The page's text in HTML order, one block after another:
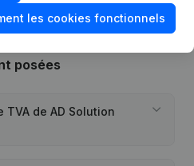
posées
TVA de AD Solution
les cookies fonctionnels